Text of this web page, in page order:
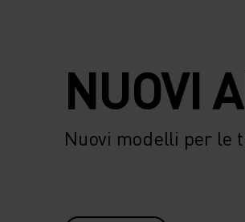
NUOVI
Nuovi modelli per le